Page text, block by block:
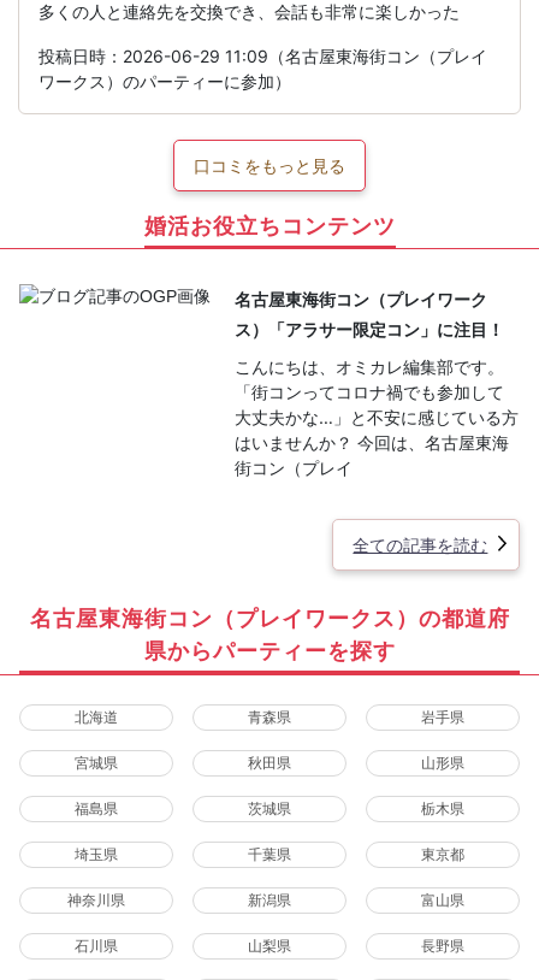
多くの人と連絡先を交換でき、会話も非常に楽しかった
投稿日時：2026-06-29 11:09（名古屋東海街コン（プレイ
ワークス）のパーティーに参加）
口コミをもっと見る
婚活お役立ちコンテンツ
名古屋東海街コン（プレイワーク
ス）「アラサー限定コン」に注目！
こんにちは、オミカレ編集部です。
「街コンってコロナ禍でも参加して
大丈夫かな…」と不安に感じている方
はいませんか？ 今回は、名古屋東海
街コン（プレイ
全ての記事を読む
名古屋東海街コン（プレイワークス）の都道府
県からパーティーを探す
北海道 青森県 岩手県
宮城県 秋田県 山形県
福島県 茨城県 栃木県
埼玉県 千葉県 東京都
神奈川県 新潟県 富山県
石川県 山梨県 長野県